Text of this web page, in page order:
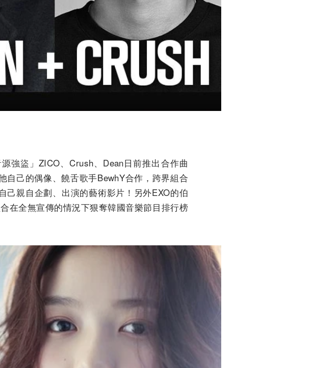
強盜」ZICO、Crush、Dean日前推出合作曲
自己的偶像、饒舌歌手BewhY合作，跨界組合
己親自企劃、出演的藝術影片！另外EXO的伯
在全無宣傳的情況下狠奪韓國音樂節目排行榜